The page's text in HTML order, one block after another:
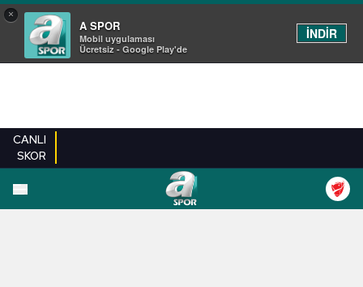
×
A SPOR
Mobil uygulaması
Ücretsiz - Google Play'de
İNDİR
CANLI
SKOR
EN YENILER